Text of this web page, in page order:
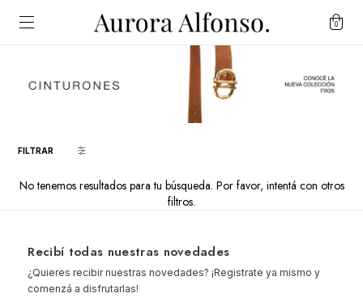
0
FILTRAR
No tenemos resultados para tu búsqueda. Por favor, intentá con otros
filtros.
Recibí todas nuestras novedades
¿Quieres recibir nuestras novedades? ¡Registrate ya mismo y
comenzá a disfrutarlas!